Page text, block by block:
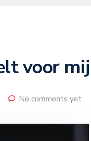
voor
No comments yet